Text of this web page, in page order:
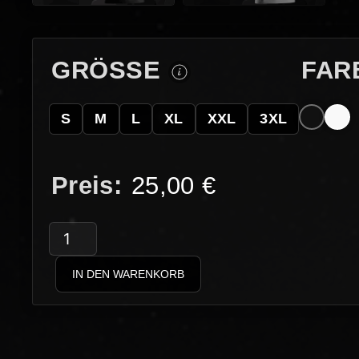
GRÖSSE
S M L XL XXL 3XL
25,00 €
Honigwabe
–
Bienchen
Menge
IN DEN WARENKORB